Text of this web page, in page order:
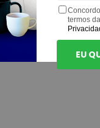
termos
EU